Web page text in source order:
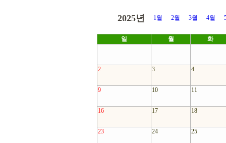
2025년 1월 2월 3월 4월
일 월 화
2 3 4
9 10 11
16 17 18
23 24 25